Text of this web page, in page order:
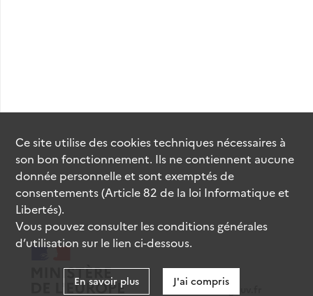
data.gouv.fr
Ce site utilise descookiestechniques nécessaires à
son bon fonctionnement. Ils ne contiennent aucune
donnée personnelle et sont exemptés de
consentements (Article 82 de la loi Informatique et
Libertés).
Vous pouvez consulter les conditions générales
d’utilisation sur le lien ci-dessous.
En savoir plus J'ai compris